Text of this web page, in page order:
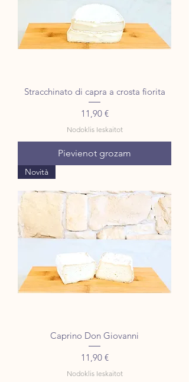
Stracchinato di capra a crosta fiorita
Cena
11,90 €
Nodoklis Ieskaitot
Pievienot grozam
Novità
Caprino Don Giovanni
Cena
11,90 €
Nodoklis Ieskaitot